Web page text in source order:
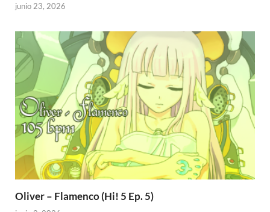
junio 23, 2026
Oliver – Flamenco (Hi! 5 Ep. 5)